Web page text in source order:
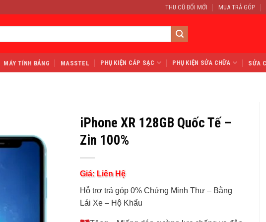
THU CŨ ĐỔI MỚI MUA TRẢ GÓP
MÁY TÍNH BẢNG MASSTEL PHỤ KIỆN CÁP SẠC PHỤ KIỆN SỬA CHỮA SỬA
iPhone XR 128GB Quốc Tế –
Zin 100%
Giá: Liên Hệ
Hỗ trợ trả góp 0% Chứng Minh Thư – Bằng
Lái Xe – Hộ Khẩu